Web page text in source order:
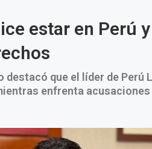
estar en Perú
destacó que el líder de Perú
enfrenta